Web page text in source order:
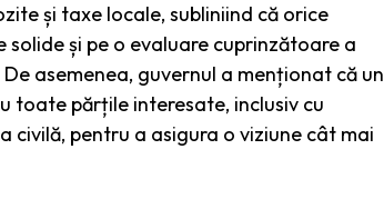
și taxe locale, subliniind că orice
și pe o evaluare cuprinzătoare a
asemenea, guvernul a menționat că un
toate părțile interesate, inclusiv cu
pentru a asigura o viziune cât mai